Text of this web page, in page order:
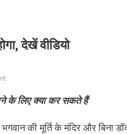
देखें वीडियो
के लिए क्या कर सकते हैं
की मूर्ति के मंदिर और बिना